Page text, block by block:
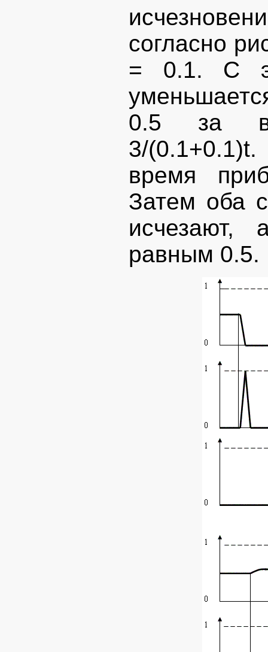
согласно
= 0.1. С
0.5 за
3/
время
Затем оба
исчезают,
равным 0.5.